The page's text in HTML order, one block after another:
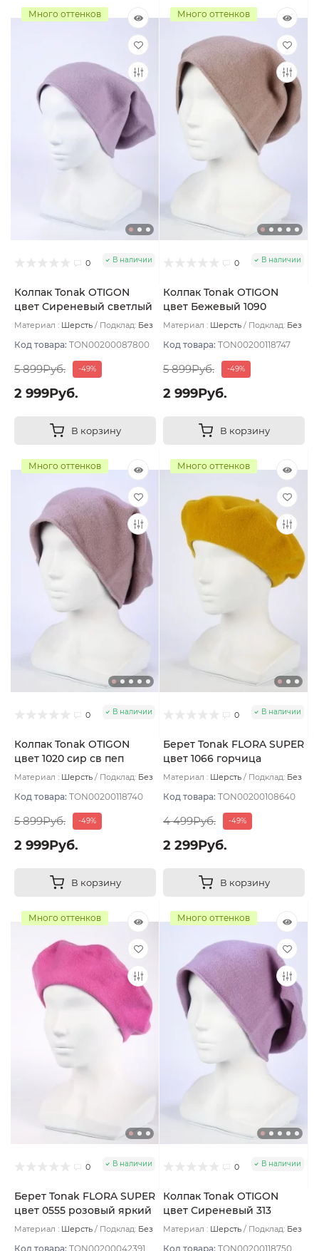
Много оттенков
0 В наличии
Колпак Tonak OTIGON
цвет Сиреневый светлый
Материал : Шерсть Подклад: Без
Код товара: TON00200087800
5 899Руб. -49%
2 999Руб.
В корзину
Много оттенков
0 В наличии
Колпак Tonak OTIGON
цвет Бежевый 1090
Материал : Шерсть Подклад: Без
Код товара: TON00200118747
5 899Руб. -49%
2 999Руб.
В корзину
Много оттенков
0 В наличии
Колпак Tonak OTIGON
цвет 1020 сир св пеп
Материал : Шерсть Подклад: Без
Код товара: TON00200118740
5 899Руб. -49%
2 999Руб.
В корзину
Много оттенков
0 В наличии
Берет Tonak FLORA SUPER
цвет 1066 горчица
Материал : Шерсть Подклад: Без
Код товара: TON00200108640
4 499Руб. -49%
2 299Руб.
В корзину
Много оттенков
0 В наличии
Берет Tonak FLORA SUPER
цвет 0555 розовый яркий
Материал : Шерсть Подклад: Без
Код товара: TON00200042391
Много оттенков
0 В наличии
Колпак Tonak OTIGON
цвет Сиреневый 313
Материал : Шерсть Подклад: Без
Код товара: TON00200118750